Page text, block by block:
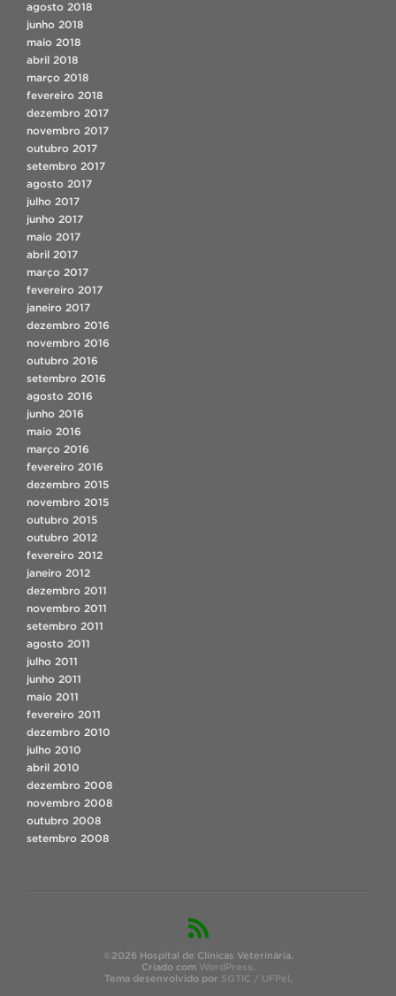
agosto 2018
junho 2018
maio 2018
abril 2018
março 2018
fevereiro 2018
dezembro 2017
novembro 2017
outubro 2017
setembro 2017
agosto 2017
julho 2017
junho 2017
maio 2017
abril 2017
março 2017
fevereiro 2017
janeiro 2017
dezembro 2016
novembro 2016
outubro 2016
setembro 2016
agosto 2016
junho 2016
maio 2016
março 2016
fevereiro 2016
dezembro 2015
novembro 2015
outubro 2015
outubro 2012
fevereiro 2012
janeiro 2012
dezembro 2011
novembro 2011
setembro 2011
agosto 2011
julho 2011
junho 2011
maio 2011
fevereiro 2011
dezembro 2010
julho 2010
abril 2010
dezembro 2008
novembro 2008
outubro 2008
setembro 2008
©2026 Hospital de Clínicas Veterinária.
Criado com WordPress.
Tema desenvolvido por SGTIC / UFPel .